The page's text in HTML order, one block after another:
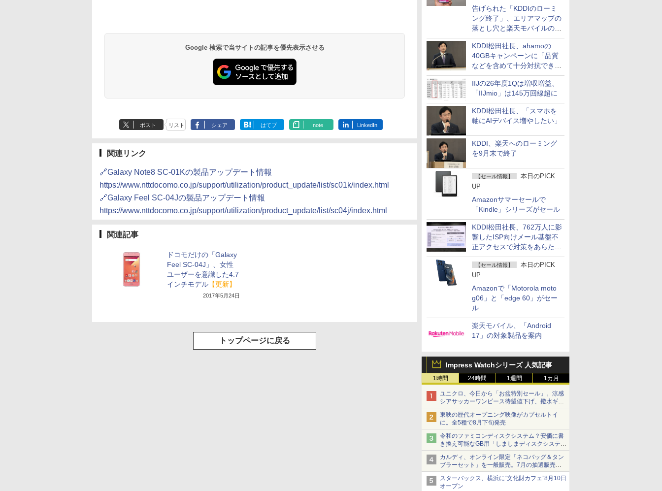
告げられた「KDDIのローミ
ング終了」、エリアマップの
落とし穴と楽天モバイルの課
題
KDDI松田社長、ahamoの
40GBキャンペーンに「品質
などを含めて十分対抗でき
る」
IIJの26年度1Qは増収増益、
「IIJmio」は145万回線超に
KDDI松田社長、「スマホを
軸にAIデバイス増やしたい」
KDDI、楽天へのローミング
を9月末で終了
【セール情報】
本日のPICK
UP
Amazonサマーセールで
「Kindle」シリーズがセール
KDDI松田社長、762万人に影
響したISP向けメール基盤不
正アクセスで対策をあらため
て説明
【セール情報】
本日のPICK
UP
Amazonで「Motorola moto
g06」と「edge 60」がセー
ル
楽天モバイル、「Android
17」の対象製品を案内
Impress Watchシリーズ 人気記事
1時間 24時間 1週間 1カ月
ユニクロ、今日から「お盆特別セール」。涼感
シアサッカーワンピース待望値下げ、撥水ギア
ショーツは1990円に
東映の歴代オープニング映像がカプセルトイ
に。全5種で8月下旬発売
令和のファミコンディスクシステム？安価に書
き換え可能なGB用「しましまディスクシステ
ム」
カルディ、オンライン限定「ネコバッグ＆タン
ブラーセット」を一般販売。7月の抽選販売の
当選無効分
スターバックス、横浜に“文化財カフェ”8月10日
オープン
Google 検索で当サイトの記事を優先表示させる
ポスト リスト シェア はてブ note LinkedIn
関連リンク
🔗Galaxy Note8 SC-01Kの製品アップデート情報
https://www.nttdocomo.co.jp/support/utilization/product_update/list/sc01k/index.html
🔗Galaxy Feel SC-04Jの製品アップデート情報
https://www.nttdocomo.co.jp/support/utilization/product_update/list/sc04j/index.html
関連記事
ドコモだけの「Galaxy
Feel SC-04J」、女性
ユーザーを意識した4.7
インチモデル 【更新】
2017年5月24日
トップページに戻る